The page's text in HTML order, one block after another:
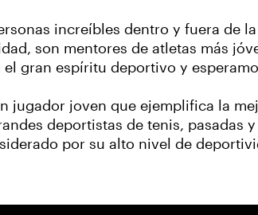
increíbles dentro y fuera de
son mentores de atletas más
gran espíritu deportivo y
jugador joven que ejemplifica la
deportistas de tenis, pasadas
por su alto nivel de